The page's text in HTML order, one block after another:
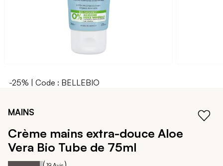
-25% | Code : BELLEBIO
début
Galerie
MAINS
Crème mains extra-douce Aloe
Vera Bio Tube de 75ml
Notation: 92
% of 100